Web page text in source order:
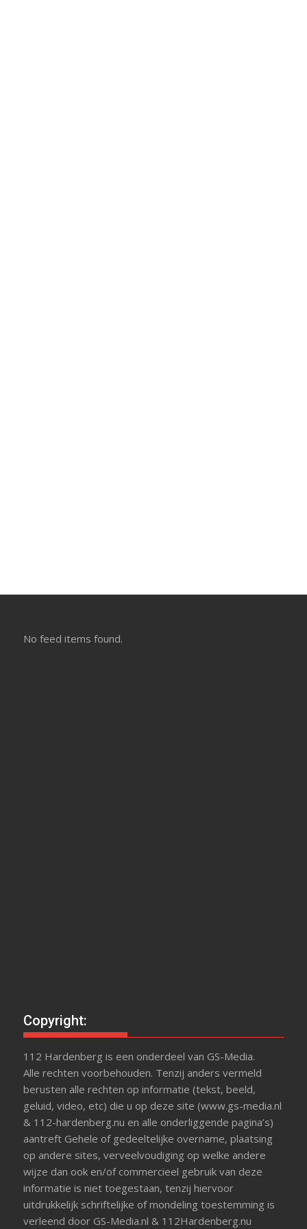
No feed items found.
Copyright:
112 Hardenberg is een onderdeel van GS-Media.
Alle rechten voorbehouden. Tenzij anders vermeld
berusten alle rechten op informatie (tekst, beeld,
geluid, video, etc) die u op deze site (www.gs-media.nl
& 112-hardenberg.nu en alle onderliggende pagina’s)
aantreft Gehele of gedeeltelijke overname, plaatsing
op andere sites, verveelvoudiging op welke andere
wijze dan ook en/of commercieel gebruik van deze
informatie is niet toegestaan, tenzij hiervoor
uitdrukkelijk schriftelijke of mondeling toestemming is
verleend door GS-Media.nl & 112Hardenberg.nu